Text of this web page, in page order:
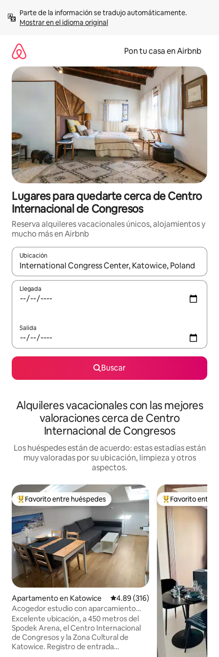
contenidoMostrar en el idioma original
Pon tu casa en Airbnb
Lugares para quedarte cerca de Centro
Internacional de Congresos
Reserva alquileres vacacionales únicos, alojamientos y
mucho más en Airbnb
Ubicación
Cuando los resultados estén disponibles, navega con las
Llegada
Salida
Buscar
Alquileres vacacionales con las mejores
valoraciones cerca de Centro
Internacional de Congresos
Los huéspedes están de acuerdo: estas estadías están
muy valoradas por su ubicación, limpieza y otros
aspectos.
Favorito entre huéspedes preferido
Favorito entre huéspedes
Apartamento en Katowice Calificación promedio: 4.89 de
4.89 (316)
Acogedor estudio con aparcamiento
gratuito en las instalaciones
Excelente ubicación, a 450 metros del
Spodek Arena, el Centro Internacional
de Congresos y la Zona Cultural de
Katowice. Registro de entrada
Favorito entre
Favorito entre